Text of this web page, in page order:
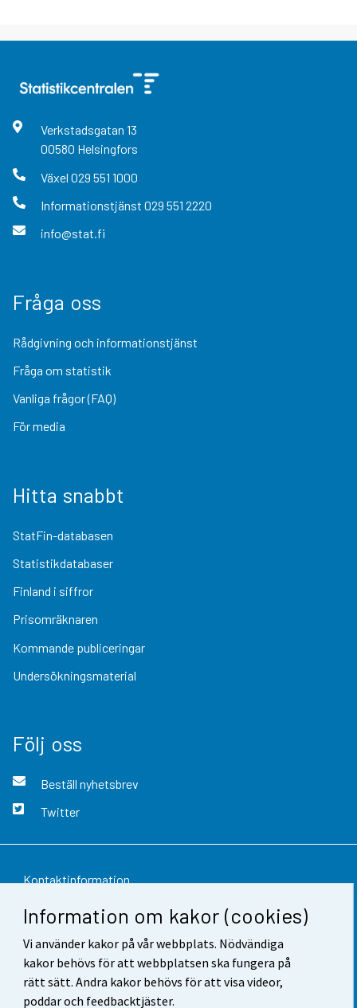
Information om kakor (cookies)
Vi använder kakor på vår webbplats. Nödvändiga
kakor behövs för att webbplatsen ska fungera på
rätt sätt. Andra kakor behövs för att visa videor,
poddar och feedbacktjäster.
Verkstadsgatan 13
00580 Helsingfors
Växel 029 551 1000
Informationstjänst 029 551 2220
info@stat.fi
Fråga oss
Rådgivning och informationstjänst
Fråga om statistik
Vanliga frågor (FAQ)
För media
Hitta snabbt
StatFin-databasen
Statistikdatabaser
Finland i siffror
Prisomräknaren
Kommande publiceringar
Undersökningsmaterial
Följ oss
Beställ nyhetsbrev
Twitter
Kontaktinformation
Respons
Användarvillkor
Dataskydd